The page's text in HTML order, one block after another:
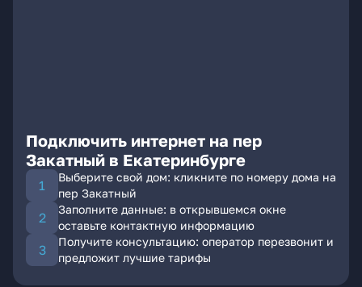
Подключить интернет на пер
Закатный в Екатеринбурге
Выберите свой дом: кликните по номеру дома на
пер Закатный
Заполните данные: в открывшемся окне
оставьте контактную информацию
Получите консультацию: оператор перезвонит и
предложит лучшие тарифы